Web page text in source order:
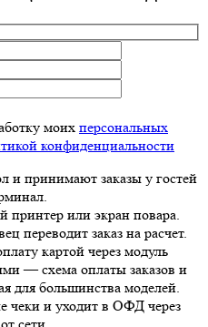
моих персональных
конфиденциальности
и принимают заказы у гостей
принтер или экран повара.
переводит заказ на расчет.
картой через модуль
— схема оплаты заказов и
для большинства моделей.
чеки и уходит в ОФД через